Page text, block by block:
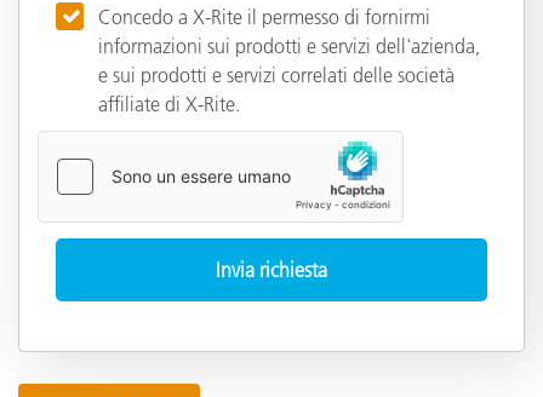
Concedo a X-Rite il permesso di fornirmi
informazioni sui prodotti e servizi dell'azienda,
e sui prodotti e servizi correlati delle società
affiliate di X-Rite.